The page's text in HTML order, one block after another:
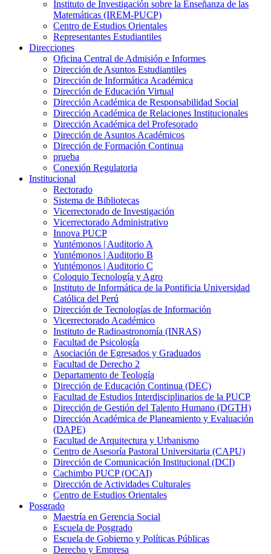
Instituto de Investigación sobre la Enseñanza de las
Matemáticas (IREM-PUCP)
Centro de Estudios Orientales
Representantes Estudiantiles
Direcciones
Oficina Central de Admisión e Informes
Dirección de Asuntos Estudiantiles
Dirección de Informática Académica
Dirección de Educación Virtual
Dirección Académica de Responsabilidad Social
Dirección Académica de Relaciones Institucionales
Dirección Académica del Profesorado
Dirección de Asuntos Académicos
Dirección de Formación Continua
prueba
Conexión Regulatoria
Institucional
Rectorado
Sistema de Bibliotecas
Vicerrectorado de Investigación
Vicerrectorado Administrativo
Innova PUCP
Yuntémonos | Auditorio A
Yuntémonos | Auditorio B
Yuntémonos | Auditorio C
Coloquio Tecnología y Agro
Instituto de Informática de la Pontificia Universidad
Católica del Perú
Dirección de Tecnologías de Información
Vicerrectorado Académico
Instituto de Radioastronomía (INRAS)
Facultad de Psicología
Asociación de Egresados y Graduados
Facultad de Derecho 2
Departamento de Teología
Dirección de Educación Continua (DEC)
Facultad de Estudios Interdisciplinarios de la PUCP
Dirección de Gestión del Talento Humano (DGTH)
Dirección Académica de Planeamiento y Evaluación
(DAPE)
Facultad de Arquitectura y Urbanismo
Centro de Asesoría Pastoral Universitaria (CAPU)
Dirección de Comunicación Institucional (DCI)
Cachimbo PUCP (OCAI)
Dirección de Actividades Culturales
Centro de Estudios Orientales
Posgrado
Maestría en Gerencia Social
Escuela de Posgrado
Escuela de Gobierno y Políticas Públicas
Derecho y Empresa